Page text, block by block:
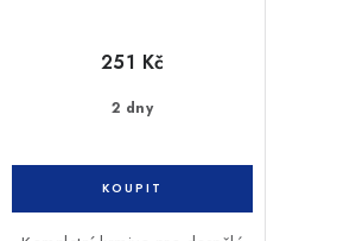
2 dny
251 Kč